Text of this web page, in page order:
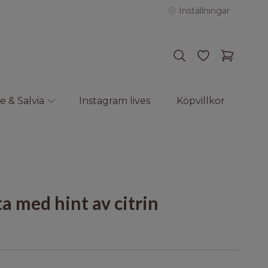
Inställningar
& Salvia Instagram lives Köpvillkor
med hint av citrin